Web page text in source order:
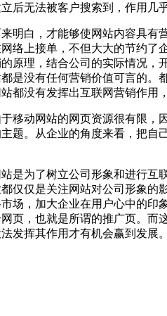
后无法被客户搜索到，作用
白，才能够使网站内容具有
络上接单，不但大大的节约
原理，结合公司的实际情况
是没有任何营销价值可言的
都没有发挥出互联网营销作用
动网站的网页资源很有限，
题。从企业的角度来看，把
是为了树立公司形象和进行
仅仅是关注网站对公司形象
场，加大企业在用户心中的
页，也就是所谓的推广页。
发挥其作用才有机会赢到发展。